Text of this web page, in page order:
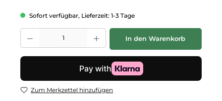
Sofort verfügbar, Lieferzeit: 1-3 Tage
Produkt Anzahl: Gib den gewünschten Wert ein oder benutze die
In den Warenkorb
Zum Merkzettel hinzufügen